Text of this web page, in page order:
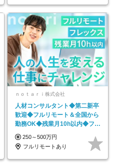
ｎｏｔａｒｉ株式会社
人材コンサルタント◆第二新卒
歓迎◆フルリモート＆全国から
勤務OK◆残業月10h以内◆フレ
ックス制
250～500万円
フルリモートあり